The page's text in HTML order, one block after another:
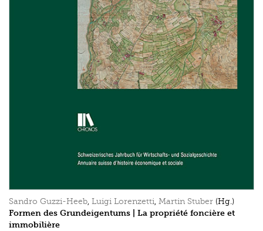
Sandro Guzzi-Heeb, Luigi Lorenzetti, Martin Stuber (Hg.)
Formen des Grundeigentums | La propriété foncière et
immobilière